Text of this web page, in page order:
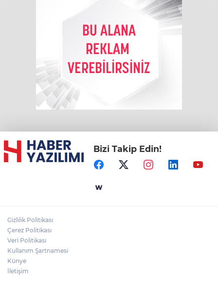
Bizi Takip Edin!
Gizlilik Politikası
Çerez Politikası
Veri Politikası
Kullanım Şartnamesi
Künye
İletişim